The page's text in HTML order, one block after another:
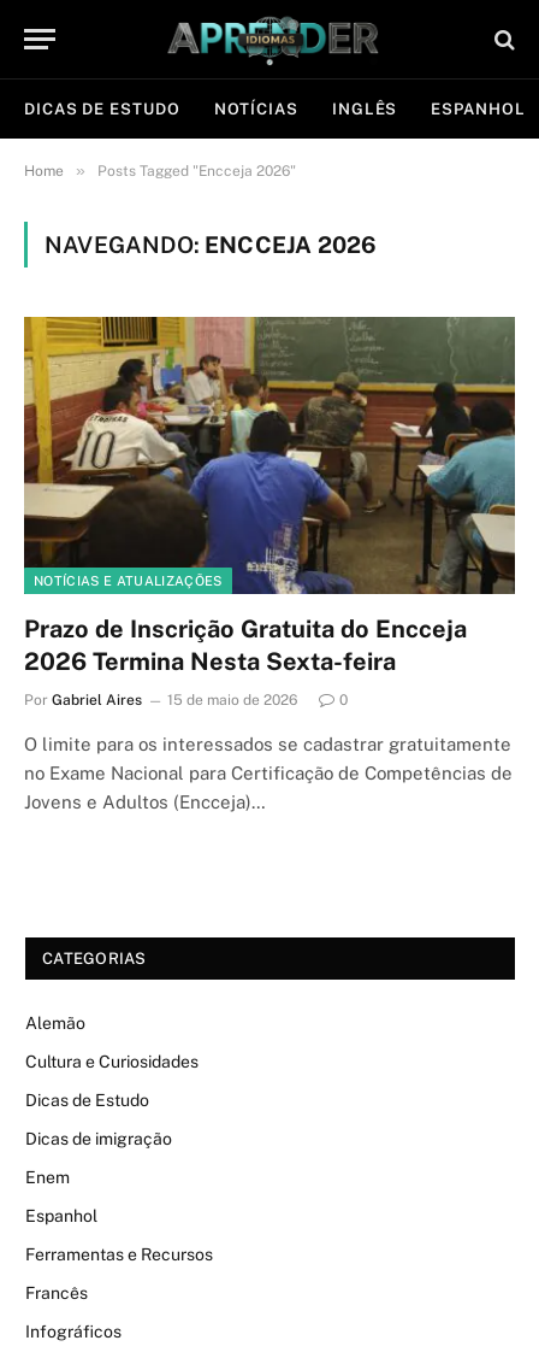
DICAS DE ESTUDO NOTÍCIAS INGLÊS ESPANHOL
Home » Posts Tagged "Encceja 2026"
NAVEGANDO: ENCCEJA 2026
NOTÍCIAS E ATUALIZAÇÕES
Prazo de Inscrição Gratuita do Encceja
2026 Termina Nesta Sexta-feira
Por Gabriel Aires 15 de maio de 2026 0
O limite para os interessados se cadastrar gratuitamente
no Exame Nacional para Certificação de Competências de
Jovens e Adultos (Encceja)…
CATEGORIAS
Alemão
Cultura e Curiosidades
Dicas de Estudo
Dicas de imigração
Enem
Espanhol
Ferramentas e Recursos
Francês
Infográficos